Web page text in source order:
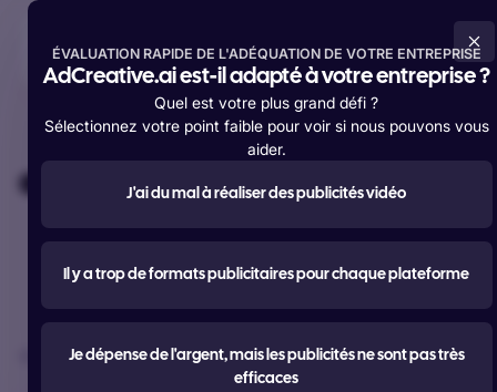
ÉVALUATION RAPIDE DE L'ADÉQUATION DE VOTRE ENTREPRISE
AdCreative.ai est-il adapté à votre entreprise ?
Quel est votre plus grand défi ?
Sélectionnez votre point faible pour voir si nous pouvons vous
aider.
J'ai du mal à réaliser des publicités vidéo
Il y a trop de formats publicitaires pour chaque plateforme
Je dépense de l'argent, mais les publicités ne sont pas très
efficaces
Essayer gratuitement maintenant
Au service de plus de 4 200 000 membresà travers le monde
#Outil d'IA
le plus utilisé pour la
publicité
Créez des annonces, des textes, des photos et des vidéos
plus performants.